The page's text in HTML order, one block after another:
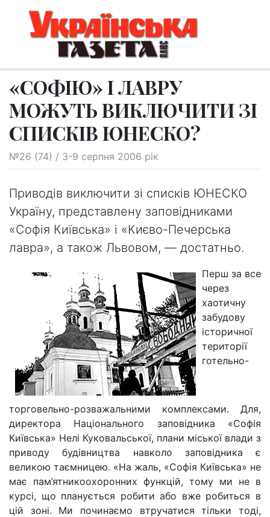
«СОФІЮ» І ЛАВРУ
МОЖУТЬ ВИКЛЮЧИТИ ЗІ
СПИСКІВ ЮНЕСКО?
№26 (74) / 3-9 серпня 2006 рік
Приводів виключити зі списків ЮНЕСКО
Україну, представлену заповідниками
«Софія Київська» і «Києво-Печерська
лавра», а також Львовом, — достатньо.
Перш за все
через
хаотичну
забудову
історичної
території
готельно-
торговельно-розважальними комплексами. Для,
директора Національного заповідника «Софія
Київська» Нелі Куковальської, плани міської влади з
приводу будівництва навколо заповідника є
великою таємницею. «На жаль, «Софія Київська» не
має пам’ятникоохоронних функцій, тому ми не в
курсі, що планується робити або вже робиться в
цій зоні. Ми починаємо втручатися тільки тоді,